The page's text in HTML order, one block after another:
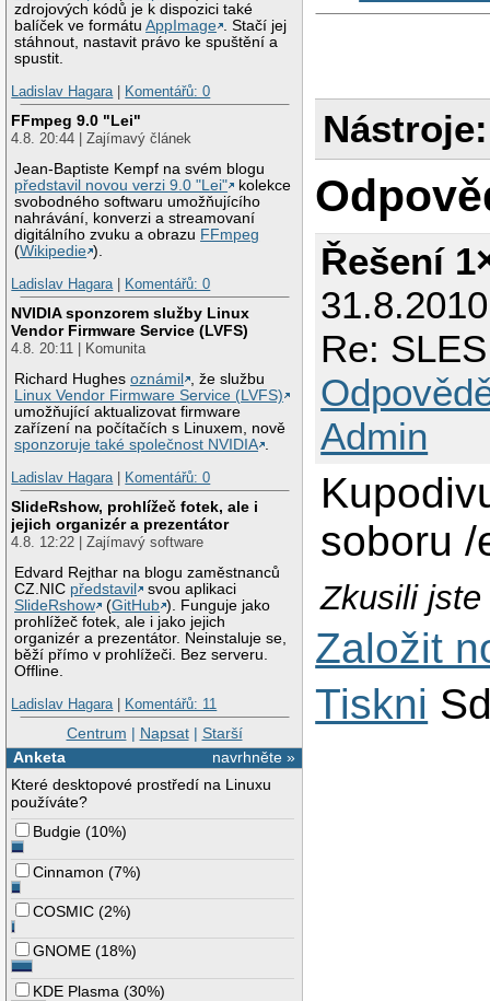
zdrojových kódů je k dispozici také
balíček ve formátuAppImage . Stačí jej
stáhnout, nastavit právo ke spuštění a
spustit.
Ladislav Hagara| Komentářů: 0
FFmpeg 9.0 "Lei"
4.8. 20:44 | Zajímavý článek
Jean-Baptiste Kempf na svém blogu
představil novou verzi 9.0 "Lei"
kolekce
svobodného softwaru umožňujícího
nahrávání, konverzi a streamovaní
digitálního zvuku a obrazu FFmpeg
(Wikipedie ).
Ladislav Hagara| Komentářů: 0
NVIDIA sponzorem služby Linux
Vendor Firmware Service (LVFS)
4.8. 20:11 | Komunita
Richard Hughesoznámil
, že službu
Linux Vendor Firmware Service (LVFS)
umožňující aktualizovat firmware
zařízení na počítačích s Linuxem, nově
sponzoruje také společnost NVIDIA .
Ladislav Hagara| Komentářů: 0
SlideRshow, prohlížeč fotek, ale i
jejich organizér a prezentátor
4.8. 12:22 | Zajímavý software
Edvard Rejthar na blogu zaměstnanců
CZ.NIC představil
svou aplikaci
SlideRshow
(GitHub ). Funguje jako
prohlížeč fotek, ale i jako jejich
organizér a prezentátor. Neinstaluje se,
běží přímo v prohlížeči. Bez serveru.
Offline.
Ladislav Hagara| Komentářů: 11
Centrum | Napsat| Starší
navrhněte »
Anketa
Které desktopové prostředí na Linuxu
používáte?
Budgie (10%)
Cinnamon (7%)
COSMIC (2%)
GNOME (18%)
KDE Plasma (30%)
Nástroje:
Řešení
Re:
Admin
soboru /
Zkusili
Založit
Tiskni